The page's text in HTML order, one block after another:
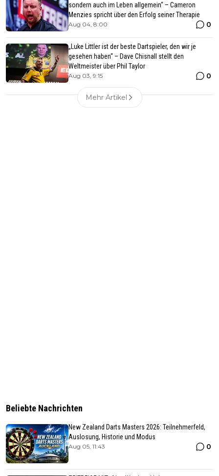
sondern auch im Leben allgemein“ – Cameron
Menzies spricht über den Erfolg seiner Therapie
Aug 04, 8:00 0
„Luke Littler ist der beste Dartspieler, den wir je
gesehen haben“ – Dave Chisnall stellt den
Weltmeister über Phil Taylor
Aug 03, 9:15 0
Mehr Artikel
Beliebte Nachrichten
New Zealand Darts Masters 2026: Teilnehmerfeld,
Auslosung, Historie und Modus
Aug 05, 11:43 0